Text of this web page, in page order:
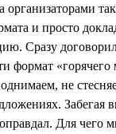
организаторами
и просто
Сразу
формат
не
Забегая
Для чего